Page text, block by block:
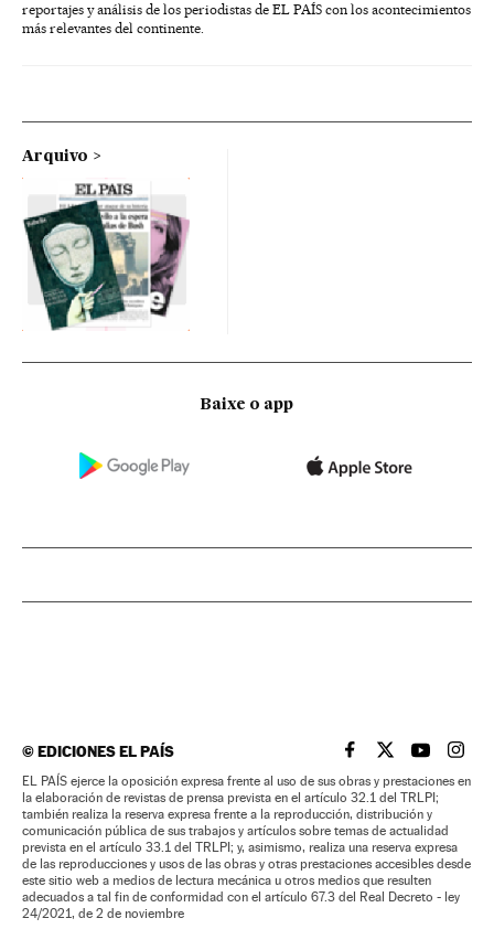
reportajes y análisis de los periodistas de EL PAÍS con los acontecimientos
más relevantes del continente.
Arquivo
Baixe o app
©EDICIONES EL PAÍS EL PAÍS BRASIL EN
EL PAÍSEL PAÍS
EL
EL PAÍS ejerce la oposición expresa frente al uso de sus obras y prestaciones en
la elaboración de revistas de prensa prevista en el artículo 32.1 del TRLPI;
también realiza la reserva expresa frente a la reproducción, distribución y
comunicación pública de sus trabajos y artículos sobre temas de actualidad
prevista en el artículo 33.1 del TRLPI; y, asimismo, realiza una reserva expresa
de las reproducciones y usos de las obras y otras prestaciones accesibles desde
este sitio web a medios de lectura mecánica u otros medios que resulten
adecuados a tal fin de conformidad con el artículo 67.3 del Real Decreto - ley
24/2021, de 2 de noviembre